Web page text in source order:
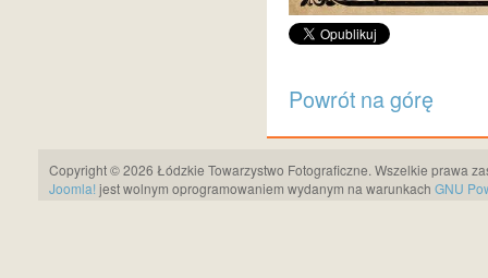
Powrót na górę
Copyright © 2026 Łódzkie Towarzystwo Fotograficzne. Wszelkie prawa
Joomla! jest wolnym oprogramowaniem wydanym na warunkach GNU